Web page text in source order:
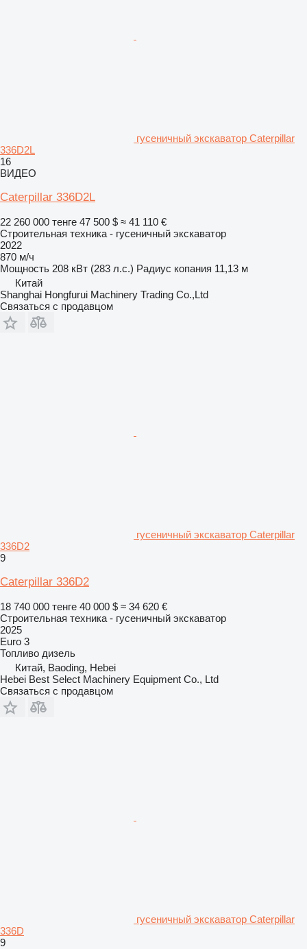
гусеничный экскаватор Caterpillar
336D2L
16
ВИДЕО
Caterpillar 336D2L
22 260 000 тенге 47 500 $ ≈ 41 110 €
Строительная техника - гусеничный экскаватор
2022
870 м/ч
Мощность 208 кВт (283 л.с.) Радиус копания 11,13 м
Китай
Shanghai Hongfurui Machinery Trading Co.,Ltd
Связаться с продавцом
гусеничный экскаватор Caterpillar
336D2
9
Caterpillar 336D2
18 740 000 тенге 40 000 $ ≈ 34 620 €
Строительная техника - гусеничный экскаватор
2025
Euro 3
Топливо дизель
Китай, Baoding, Hebei
Hebei Best Select Machinery Equipment Co., Ltd
Связаться с продавцом
гусеничный экскаватор Caterpillar
336D
9